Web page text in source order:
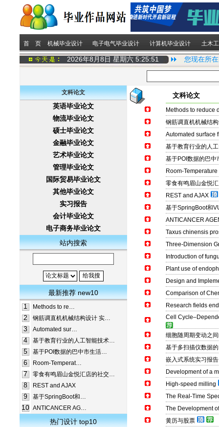
首 页 机械毕业设计 电子电气毕业设计 计算机毕业设计 土木
2026年8月8日 星期六 5:25:51 您现在所
文科论文
英语毕业论文
物流毕业论文
硕士毕业论文
金融毕业论文
艺术毕业论文
管理毕业论文
国际贸易毕业论文
其他毕业论文
实习报告
会计毕业论文
电子商务毕业论文
站内搜索
最新推荐 new10
1
Methods to re…
2 钢筋调直机机械结构设计 实…
3 Automated sur…
4 基于教育行业的人工智能技术…
5 基于POI数据的巴中市生活…
6 Room-Temperat…
7 零食有鸣眉山金悦汇店的社交…
8 REST and AJAX
9 基于SpringBoot和…
10 ANTICANCER AG…
热门设计 top10
文科论文
Methods to reduce
钢筋调直机机械结
Automated surface
基于教育行业的人
基于POI数据的巴中
Room-
零食有鸣眉山金悦
REST and AJAX
基于SpringBoot和
ANTICANCER
Taxus chinensis
Three-Dimension
Introduction of
Plant use of
Design and
Comparison of
Research fields
Cell
细胞随周期变动之
基于多扫描仪数据
嵌入式系统实习报告
Development of a
High-speed milling
The Real-Time
The Development
黄历与股票